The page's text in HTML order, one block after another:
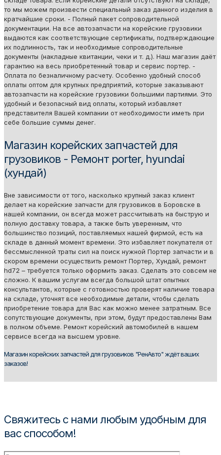
то мы можем произвести специальный заказ данного изделия в
кратчайшие сроки. - Полный пакет сопроводительной
документации. На все автозапчасти на корейские грузовики
выдаются как соответствующие сертификаты, подтверждающие
их подлинность, так и необходимые сопроводительные
документы (накладные квитанции, чеки и т. д.). Наш магазин даёт
гарантию на весь приобретенный товар и сервис портер. -
Оплата по безналичному расчету. Особенно удобный способ
оплаты оптом для крупных предприятий, которые заказывают
автозапчасти на корейские грузовики большими партиями. Это
удобный и безопасный вид оплаты, который избавляет
представителя Вашей компании от необходимости иметь при
себе большие суммы денег.
Магазин корейских запчастей для
грузовиков - Ремонт porter, hyundai
(хундай)
Вне зависимости от того, насколько крупный заказ клиент
делает на корейские запчасти для грузовиков в Боровске в
нашей компании, он всегда может рассчитывать на быструю и
полную доставку товара, а также быть уверенным, что
большинство позиций, поставляемых нашей фирмой, есть на
складе в данный момент времени. Это избавляет покупателя от
бессмысленной траты сил на поиск нужной Портер запчасти и в
скором времени осуществить ремонт Портер, Хундай, ремонт
hd72 – требуется только оформить заказ. Сделать это совсем не
сложно. К вашим услугам всегда большой штат опытных
консультантов, которые с готовностью проверят наличие товара
на складе, уточнят все необходимые детали, чтобы сделать
приобретение товара для Вас как можно менее затратным. Все
сопутствующие документы, при этом, будут предоставлены Вам
в полном объеме. Ремонт корейский автомобилей в нашем
сервисе всегда на высшем уровне.
Магазин корейских запчастей для грузовиков "РенАвто" ждёт ваших
заказов!
Свяжитесь с нами любым удобным для
вас способом!